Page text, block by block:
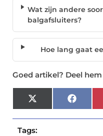
Wat zijn andere
balgafsluiters?
Hoe lang gaat
Goed artikel? Deel
X
(Twitter)
Tags: